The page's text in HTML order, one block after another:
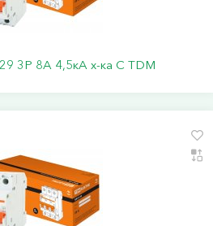
3Р 8А 4,5кА х-ка С TDM